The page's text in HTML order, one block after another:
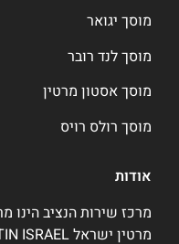
מוסך יגואר
מוסך לנד רובר
מוסך אסטון מרטין
מוסך רולס רויס
אודות
מרכז שירות הנציב
מרטין ישראל ASTON MARTIN ISRAEL.